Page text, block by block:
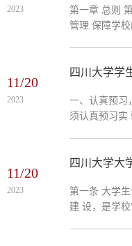
2023
第一章 总则
管理 保障学
学研究 生产
实验教学任务
积极开展科学
11/20
2023
四川大学学
一、认真预习
须认真预习实
必须在实验教
须听从实验教
立思考、科学
11/20
2023
第一条 大学
建 设，是学